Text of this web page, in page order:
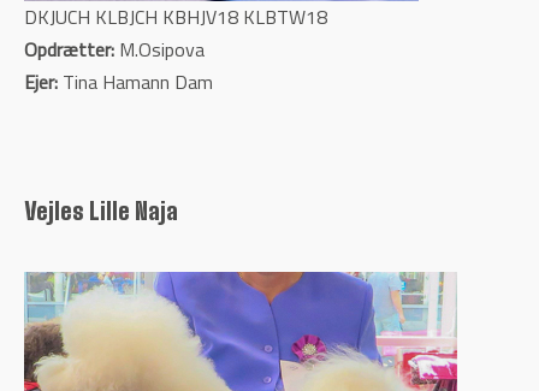
DKJUCH KLBJCH KBHJV18 KLBTW18
Opdrætter: M.Osipova
Ejer: Tina Hamann Dam
Vejles Lille Naja